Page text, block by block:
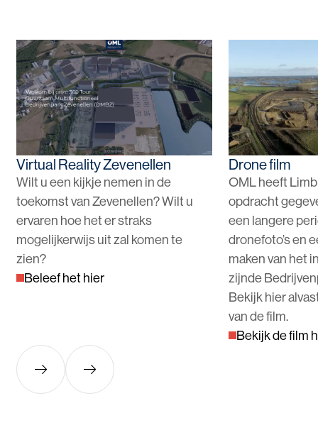
Virtual Reality Zevenellen
Wilt u een kijkje nemen in de
toekomst van Zevenellen? Wilt u
ervaren hoe het er straks
mogelijkerwijs uit zal komen te
zien?
Beleef het hier
Drone film
OML heeft
opdracht
een langere
dronefoto’s en
maken van het
zijnde
Bekijk hier
van de film.
Bekijk de film